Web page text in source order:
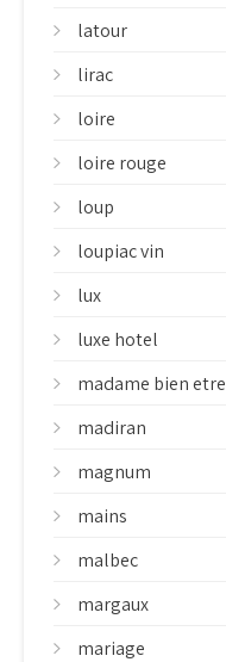
latour
lirac
loire
loire rouge
loup
loupiac vin
lux
luxe hotel
madame bien etre
madiran
magnum
mains
malbec
margaux
mariage